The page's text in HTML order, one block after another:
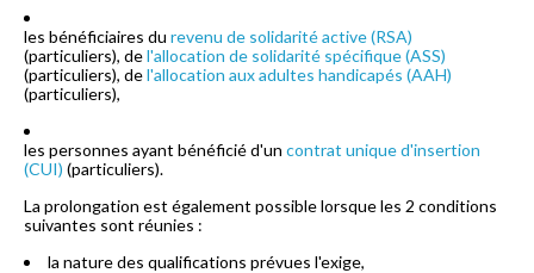
les bénéficiaires du revenu de solidarité active (RSA)
(particuliers), del'allocation de solidarité spécifique (ASS)
(particuliers), del'allocation aux adultes handicapés (AAH)
(particuliers),
les personnes ayant bénéficié d'un contrat unique d'insertion
(CUI) (particuliers).
La prolongation est également possible lorsque les 2 conditions
suivantes sont réunies :
la nature des qualifications prévues l'exige,